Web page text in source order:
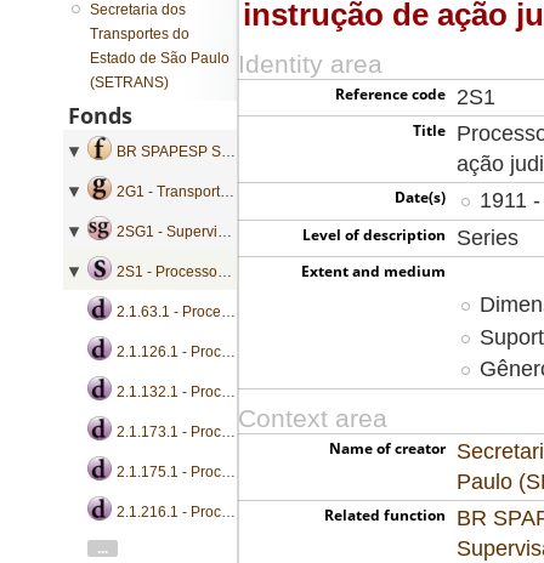
instrução de ação
Identity area
Reference code 2S1
Title
ação
Date(s) 1911
Level of description Series
Extent and medium
Context area
Name of creator
Paulo
Related function
BR
Secretaria dos
Transportes do
Estado de São Paulo
(SETRANS)
Fonds
BR SPAPESP SETRANS - Secretaria dos Transportes do Estado de São Paulo
2G1 - Transporte Ferroviário
2SG1 - Supervisão e Fiscalização
2S1 - Processos de acompanhamento e instrução de ação judicial
2.1.63.1 - Processo de acompanhamento e instrução de ação judicial
2.1.126.1 - Processo de acompanhamento e instrução de ação judicial
2.1.132.1 - Processo de acompanhamento e instrução de ação judicial
2.1.173.1 - Processo de acompanhamento e instrução de ação judicial
2.1.175.1 - Processo de acompanhamento e instrução de ação judicial
2.1.216.1 - Processo de acompanhamento e instrução de ação judicial
...